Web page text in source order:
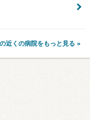
近くの病院をもっと見る »